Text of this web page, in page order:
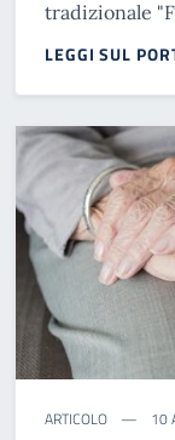
tradizionale
LEGGI SUL
ARTICOLO 10